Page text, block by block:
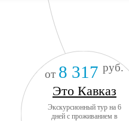
от 8 317руб.
Это Кавказ
Экскурсионный тур на 6
дней с проживанием в